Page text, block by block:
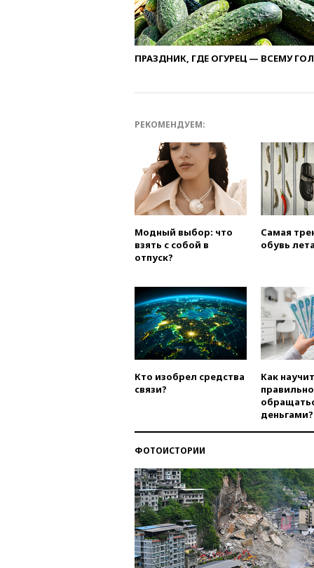
ПРАЗДНИК, ГДЕ ОГУРЕЦ — ВСЕМУ
РЕКОМЕНДУЕМ:
Модный выбор: что
взять с собой в
отпуск?
Самая
обувь
Кто изобрел средства
связи?
Как
правильно
деньгами?
ФОТОИСТОРИИ